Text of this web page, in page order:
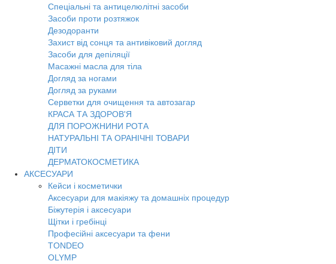
Спеціальні та антицелюлітні засоби
Засоби проти розтяжок
Дезодоранти
Захист від сонця та антивіковий догляд
Засоби для депіляції
Масажні масла для тіла
Догляд за ногами
Догляд за руками
Серветки для очищення та автозагар
КРАСА ТА ЗДОРОВ'Я
ДЛЯ ПОРОЖНИНИ РОТА
НАТУРАЛЬНІ ТА ОРАНІЧНІ ТОВАРИ
ДІТИ
ДЕРМАТОКОСМЕТИКА
АКСЕСУАРИ
Кейси і косметички
Аксесуари для макіяжу та домашніх процедур
Біжутерія і аксесуари
Щітки і гребінці
Професійні аксесуари та фени
TONDEO
OLYMP